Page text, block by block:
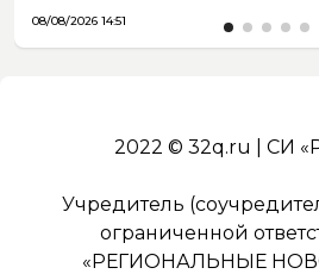
08/08/2026 14:51
2022 © 32q.ru | СИ
Учредитель
ограниченной
«РЕГИОНАЛЬНЫЕ